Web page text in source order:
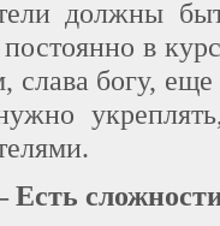
должны
в
слава богу,
Есть